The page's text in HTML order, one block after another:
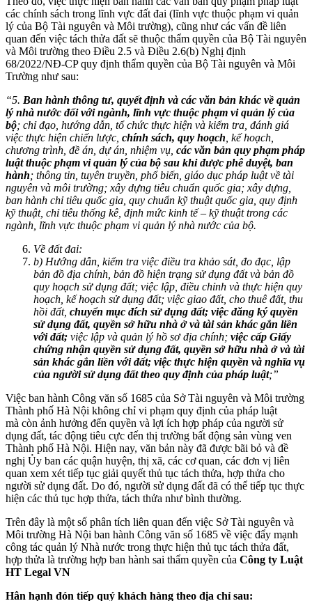
các chính sách trong lĩnh vực đất đai (lĩnh vực thuộc phạm vi quản
lý của Bộ Tài nguyên và Môi trường), cũng như các vấn đề liên
quan đến việc tách thửa đất sẽ thuộc thẩm quyền của Bộ Tài nguyên
và Môi trường theo Điều 2.5 và Điều 2.6(b) Nghị định
68/2022/NĐ-CP quy định thẩm quyền của Bộ Tài nguyên và Môi
Trường như sau:
“5. Ban hành thông tư, quyết định và các văn bản khác về quản
lý nhà nước đối với ngành, lĩnh vực thuộc phạm vi quản lý của
bộ; chỉ đạo, hướng dẫn, tổ chức thực hiện và kiểm tra, đánh giá
việc thực hiện chiến lược, chính sách, quy hoạch , kế hoạch,
chương trình, đề án, dự án, nhiệm vụ, các văn bản quy phạm pháp
luật thuộc phạm vi quản lý của bộ sau khi được phê duyệt, ban
hành; thông tin, tuyên truyền, phổ biến, giáo dục pháp luật về tài
nguyên và môi trường; xây dựng tiêu chuẩn quốc gia; xây dựng,
ban hành chỉ tiêu quốc gia, quy chuẩn kỹ thuật quốc gia, quy định
kỹ thuật, chỉ tiêu thống kê, định mức kinh tế – kỹ thuật trong các
ngành, lĩnh vực thuộc phạm vi quản lý nhà nước của bộ.
Về đất đai:
b) Hướng dẫn, kiểm tra việc điều tra khảo sát, đo đạc, lập
bản đồ địa chính, bản đồ hiện trạng sử dụng đất và bản đồ
quy hoạch sử dụng đất; việc lập, điều chỉnh và thực hiện quy
hoạch, kế hoạch sử dụng đất; việc giao đất, cho thuê đất, thu
hồi đất, chuyển mục đích sử dụng đất; việc đăng ký quyền
sử dụng đất, quyền sở hữu nhà ở và tài sản khác gắn liền
với đất; việc lập và quản lý hồ sơ địa chính; việc cấp Giấy
chứng nhận quyền sử dụng đất, quyền sở hữu nhà ở và tài
sản khác gắn liền với đất; việc thực hiện quyền và nghĩa vụ
của người sử dụng đất theo quy định của pháp luật;”
Việc ban hành Công văn số 1685 của Sở Tài nguyên và Môi trường
Thành phố Hà Nội không chỉ vi phạm quy định của pháp luật
mà còn ảnh hưởng đến quyền và lợi ích hợp pháp của người sử
dụng đất, tác động tiêu cực đến thị trường bất động sản vùng ven
Thành phố Hà Nội. Hiện nay, văn bản này đã được bãi bỏ và đề
nghị Ủy ban các quận huyện, thị xã, các cơ quan, các đơn vị liên
quan xem xét tiếp tục giải quyết thủ tục tách thửa, hợp thửa cho
người sử dụng đất. Do đó, người sử dụng đất đã có thể tiếp tục thực
hiện các thủ tục hợp thửa, tách thửa như bình thường.
Trên đây là một số phân tích liên quan đến việc Sở Tài nguyên và
Môi trường Hà Nội ban hành Công văn số 1685 về việc đẩy mạnh
công tác quản lý Nhà nước trong thực hiện thủ tục tách thửa đất,
hợp thửa là trường hợp ban hành sai thẩm quyền của Công ty Luật
HT Legal VN
Hân hạnh đón tiếp quý khách hàng theo địa chỉ sau: